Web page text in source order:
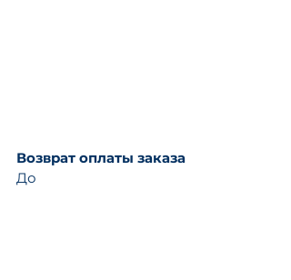
Возврат оплаты заказа
До